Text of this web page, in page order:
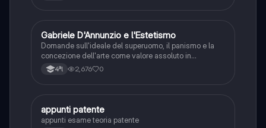
GItaliano
Gabriele D'Annunzio e l'Estetismo
Domande sull'ideale del superuomo, il panismo e la
concezione dell'arte come valore assoluto in
D'Annunzio.
4ªl 2,676 0
Altro
appunti patente
appunti esame teoria patente